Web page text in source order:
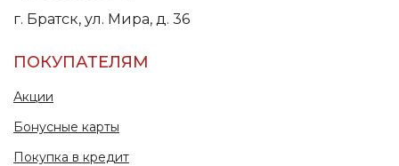
г. Братск, ул. Мира, д. 36
ПОКУПАТЕЛЯМ
Акции
Бонусные карты
Покупка в кредит